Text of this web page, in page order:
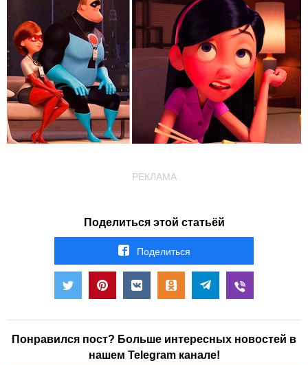
РЕКЛАМА
Поделиться этой статьёй
Поделиться
Понравился пост? Больше интересных новостей в
нашем Telegram канале!